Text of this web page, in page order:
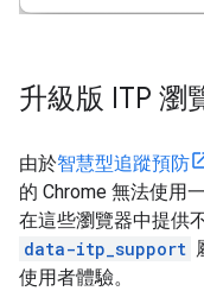
升級版 ITP 瀏
由於智慧型追蹤預防
的 Chrome 無法使用
在這些瀏覽器中提供
data-itp_support
使用者體驗。